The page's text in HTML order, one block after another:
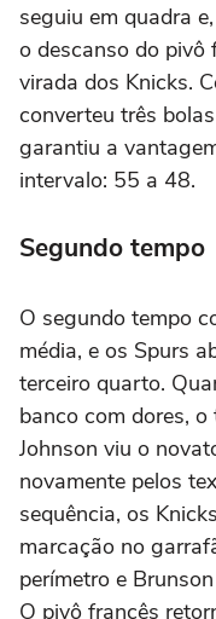
seguiu em quadra
o descanso do pivô
virada dos Knicks.
converteu três
garantiu a
intervalo: 55 a 48.
Segundo tempo
O segundo tempo
média, e os Spurs
terceiro quarto.
banco com dores,
Johnson viu o
novamente pelos
sequência, os
marcação no
perímetro e
O pivô francês